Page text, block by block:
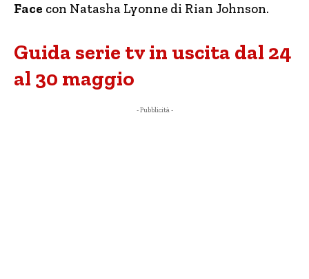
Face con Natasha Lyonne di Rian Johnson.
Guida serie tv in uscita dal 24
al 30 maggio
- Pubblicità -